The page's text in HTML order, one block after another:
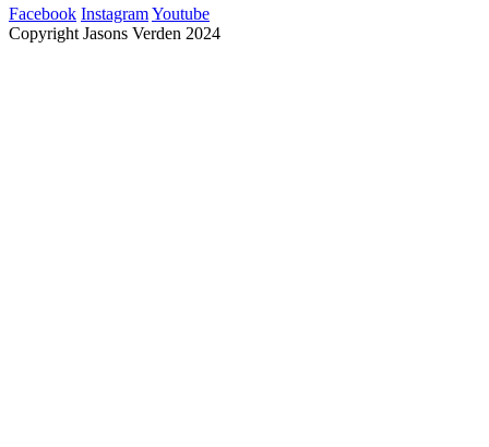
Facebook InstagramYoutube
Copyright Jasons Verden 2024